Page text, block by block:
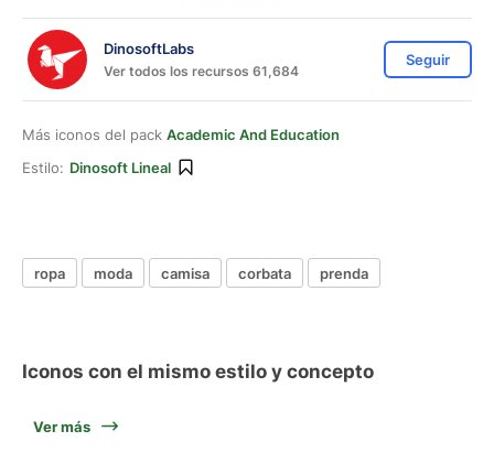
DinosoftLabs
Ver todos los recursos 61,684
Seguir
Más iconos del pack Academic And Education
Estilo: Dinosoft Lineal
ropa moda camisa corbata prenda
Iconos con el mismo estilo y concepto
Ver más